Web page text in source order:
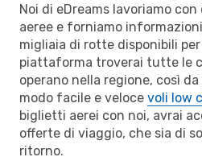
Noi di eDreams lavoriamo
aeree e forniamo
migliaia di rotte disponibili
piattaforma troverai tutte le
operano nella regione, così
modo facile e veloce voli low
biglietti aerei con noi, avrai
offerte di viaggio, che sia di
ritorno.